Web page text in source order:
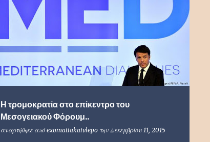
Η τρομοκρατία στο επίκεντρο του
Μεσογειακού Φόρουμ..
αναρτήθηκε από exomatiakaivlepo την Δεκεμβρίου 11, 2015